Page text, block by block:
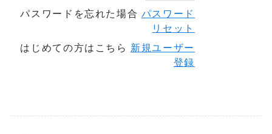
パスワードを忘れた場合 パスワード
リセット
はじめての方はこちら 新規ユーザー
登録